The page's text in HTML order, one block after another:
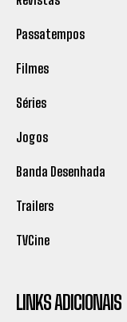
Passatempos
Filmes
Séries
Jogos
Banda Desenhada
Trailers
TVCine
LINKS ADICIONAIS